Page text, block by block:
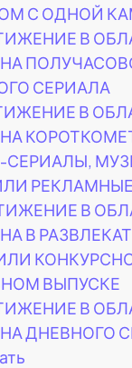
С ОДНОЙ
В
СЕРИАЛА
В
СЕРИАЛЫ,
В
В
ВЫПУСКЕ
В
ДНЕВНОГО